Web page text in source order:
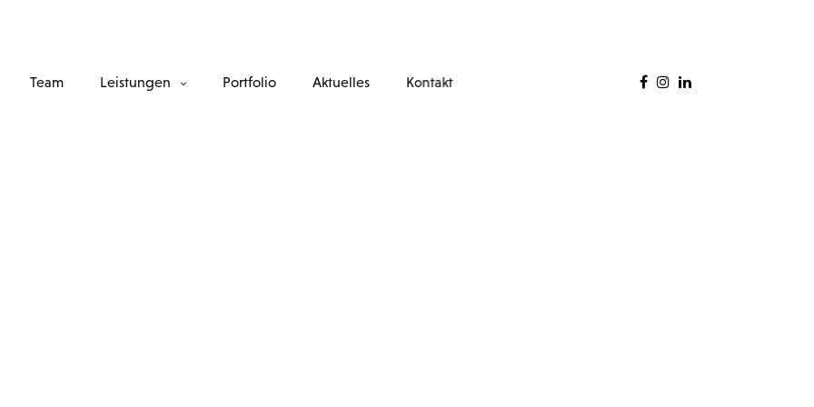
Team Leistungen Portfolio Aktuelles Kontakt